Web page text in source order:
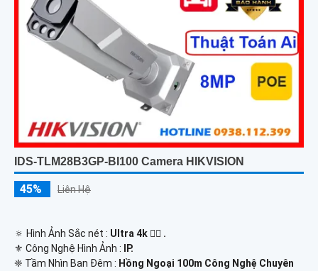
IDS-TLM28B3GP-BI100 Camera HIKVISION
45% Liên Hệ
🔅 Hình Ảnh Sắc nét : Ultra 4k 👍🏾 .
⚜️ Công Nghệ Hình Ảnh :
IP.
❈ Tầm Nhìn Ban Đêm : Hồng Ngoại 100m Công Nghệ Chuyên